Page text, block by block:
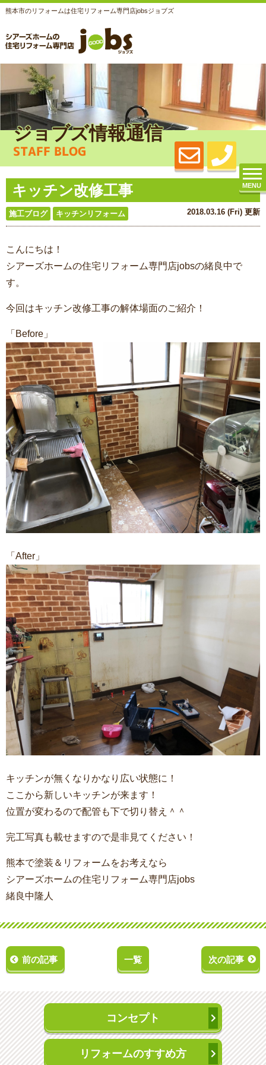
熊本市のリフォームは住宅リフォーム専門店jobsジョブズ
MENU
ジョブズ情報通信
STAFF BLOG
キッチン改修工事
施工ブログ キッチンリフォーム 2018.03.16 (Fri) 更新
こんにちは！
シアーズホームの住宅リフォーム専門店jobsの緒良中で
す。
今回はキッチン改修工事の解体場面のご紹介！
「Before」
「After」
キッチンが無くなりかなり広い状態に！
ここから新しいキッチンが来ます！
位置が変わるので配管も下で切り替え＾＾
完工写真も載せますので是非見てください！
熊本で塗装＆リフォームをお考えなら
シアーズホームの住宅リフォーム専門店jobs
緒良中隆人
前の記事 一覧 次の記事
コンセプト
リフォームのすすめ方